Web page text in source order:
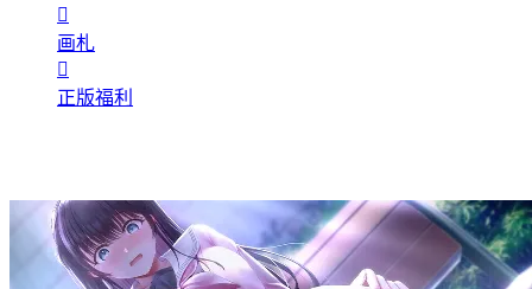

画札

正版福利